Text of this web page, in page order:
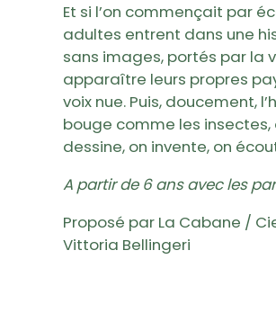
Et si l’on commençait par
adultes entrent dans une
sans images, portés par la
apparaître leurs propres
voix nue. Puis, doucement,
bouge comme les insectes,
dessine, on invente, on
A partir de 6 ans avec les
Proposé par La Cabane /
Vittoria Bellingeri